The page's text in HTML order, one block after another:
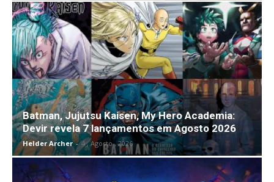
Batman, Jujutsu Kaisen, My Hero Academia:
Devir revela 7 lançamentos em Agosto 2026
Helder Archer - 4 , Agosto , 2026